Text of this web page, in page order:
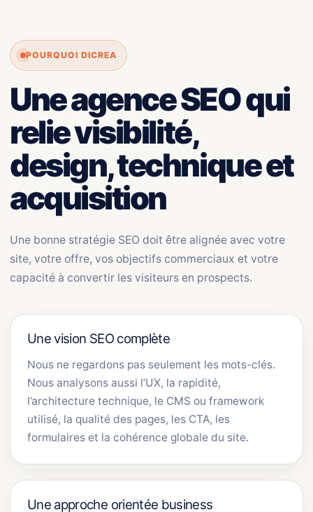
POURQUOI DICREA
Une agence SEO qui
relie visibilité,
design, technique et
acquisition
Une bonne stratégie SEO doit être alignée avec votre
site, votre offre, vos objectifs commerciaux et votre
capacité à convertir les visiteurs en prospects.
Une vision SEO complète
Nous ne regardons pas seulement les mots-clés.
Nous analysons aussi l’UX, la rapidité,
l’architecture technique, le CMS ou framework
utilisé, la qualité des pages, les CTA, les
formulaires et la cohérence globale du site.
Une approche orientée business